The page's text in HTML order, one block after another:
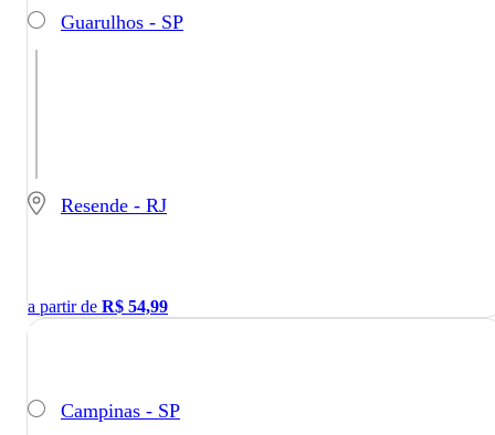
Guarulhos - SP
Resende - RJ
a partir de R$ 54,99
Campinas - SP